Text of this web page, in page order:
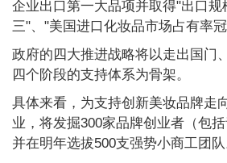
企业出口第一大品项并取得"出口规
三"、"美国进口化妆品市场占有率冠
政府的四大推进战略将以走出国门
四个阶段的支持体系为骨架。
具体来看，为支持创新美妆品牌走
业，将发掘300家品牌创业者（包
并在明年选拔500支强势小商工团队